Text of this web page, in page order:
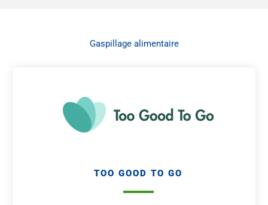
Gaspillage alimentaire
TOO GOOD TO GO